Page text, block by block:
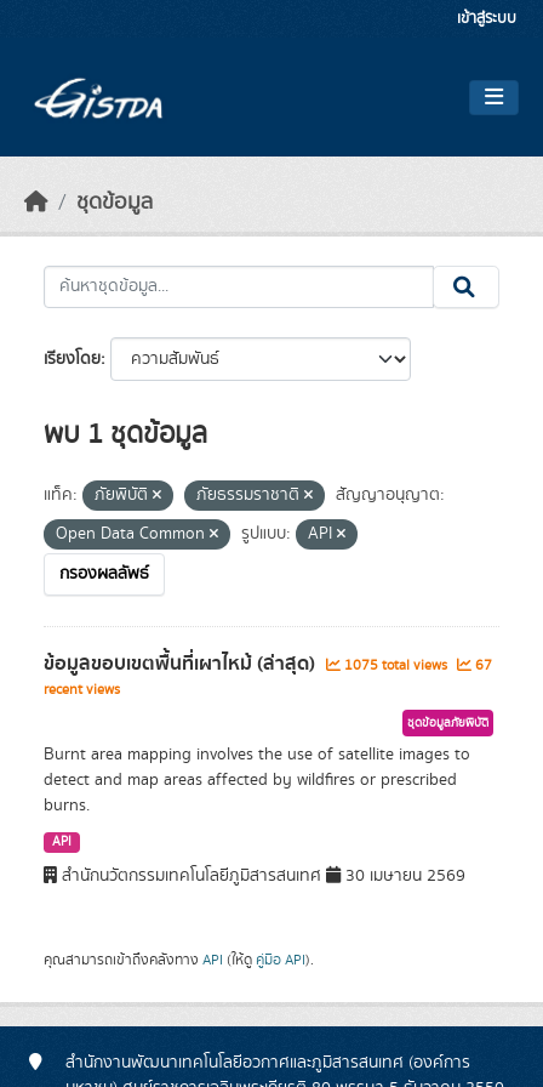
เข้าสู่ระบบ
ชุดข้อมูล
เรียงโดย
พบ 1 ชุดข้อมูล
แท็ค: ภัยพิบัติ ภัยธรรมราชาติ
สัญญาอนุญาต:
Open Data Common
รูปแบบ:
API
กรองผลลัพธ์
ข้อมูลขอบเขตพื้นที่เผาไหม้ (ล่าสุด) 1075 total views
67
recent views
ชุดข้อมูลภัยพิบัติ
Burnt area mapping involves the use of satellite images to
detect and map areas affected by wildfires or prescribed
burns.
API
สำนักนวัตกรรมเทคโนโลยีภูมิสารสนเทศ 30 เมษายน 2569
คุณสามารถเข้าถึงคลังทาง API (ให้ดู คู่มือ API).
สำนักงานพัฒนาเทคโนโลยีอวกาศและภูมิสารสนเทศ (องค์การ